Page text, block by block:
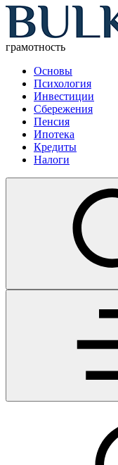
грамотность
Основы
Психология
Инвестиции
Сбережения
Пенсия
Ипотека
Кредиты
Налоги